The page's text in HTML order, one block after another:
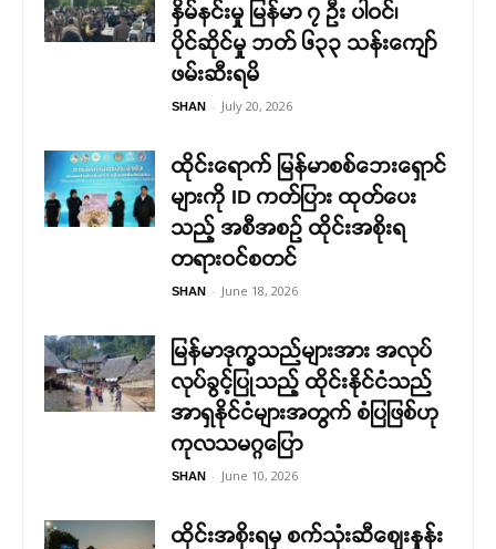
နှိမ်နင်းမှု မြန်မာ ၇ ဦး ပါဝင်၊
ပိုင်ဆိုင်မှု ဘတ် ၆၃၃ သန်းကျော်
ဖမ်းဆီးရမိ
SHAN - July 20, 2026
ထိုင်းရောက် မြန်မာစစ်ဘေးရှောင်
များကို ID ကတ်ပြား ထုတ်ပေး
သည့် အစီအစဉ် ထိုင်းအစိုးရ
တရားဝင်စတင်
SHAN - June 18, 2026
မြန်မာဒုက္ခသည်များအား အလုပ်
လုပ်ခွင့်ပြုသည့် ထိုင်းနိုင်ငံသည်
အာရှနိုင်ငံများအတွက် စံပြဖြစ်ဟု
ကုလသမဂ္ဂပြော
SHAN - June 10, 2026
ထိုင်းအစိုးရမှ စက်သုံးဆီဈေးနှုန်း